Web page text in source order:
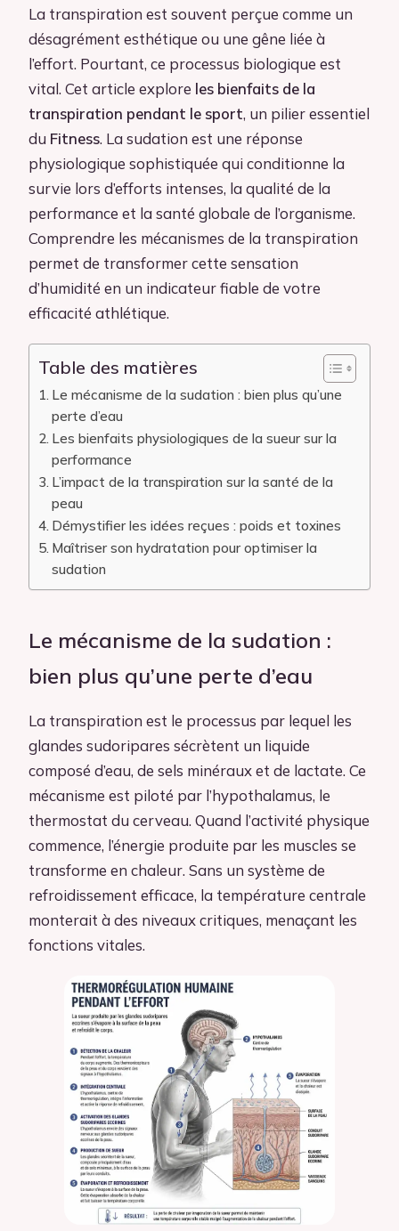
La transpiration est souvent perçue comme un
désagrément esthétique ou une gêne liée à
l’effort. Pourtant, ce processus biologique est
vital. Cet article explore les bienfaits de la
transpiration pendant le sport, un pilier essentiel
du Fitness. La sudation est une réponse
physiologique sophistiquée qui conditionne la
survie lors d’efforts intenses, la qualité de la
performance et la santé globale de l’organisme.
Comprendre les mécanismes de la transpiration
permet de transformer cette sensation
d’humidité en un indicateur fiable de votre
efficacité athlétique.
Table des matières
Le mécanisme de la sudation : bien plus qu’une
perte d’eau
Les bienfaits physiologiques de la sueur sur la
performance
L’impact de la transpiration sur la santé de la
peau
Démystifier les idées reçues : poids et toxines
Maîtriser son hydratation pour optimiser la
sudation
Le mécanisme de la sudation :
bien plus qu’une perte d’eau
La transpiration est le processus par lequel les
glandes sudoripares sécrètent un liquide
composé d’eau, de sels minéraux et de lactate. Ce
mécanisme est piloté par l’hypothalamus, le
thermostat du cerveau. Quand l’activité physique
commence, l’énergie produite par les muscles se
transforme en chaleur. Sans un système de
refroidissement efficace, la température centrale
monterait à des niveaux critiques, menaçant les
fonctions vitales.